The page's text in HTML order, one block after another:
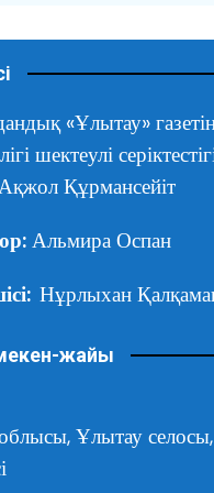
«Ұлытау»
шектеулі
Құрмансейіт
Альмира Оспан
Нұрлыхан
жайы
Ұлытау селосы,